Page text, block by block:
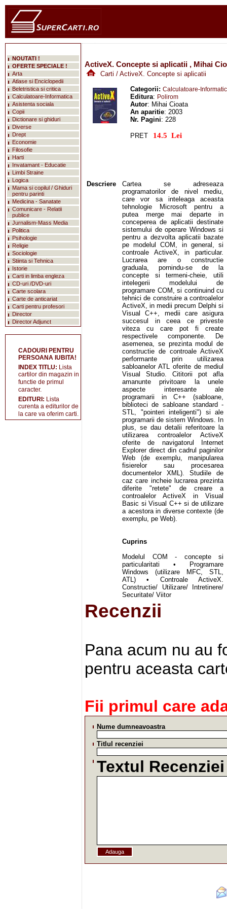
ActiveX. Concepte si aplicatii , Mihai
Carti / ActiveX. Concepte si aplicatii
Categorii: Calculatoare-
Editura: Polirom
Autor: Mihai Cioata
An aparitie: 2003
Nr. Pagini: 228
PRET
Descriere
Cartea se adreseaza
programatorilor de nivel mediu,
care vor sa inteleaga aceasta
tehnologie Microsoft pentru a
putea merge mai departe in
conceperea de aplicatii destinate
sistemului de operare Windows si
pentru a dezvolta aplicatii bazate
pe modelul COM, in general, si
controale ActiveX, in particular.
Lucrarea are o constructie
graduala, pornindu-se de la
concepte si termeni-cheie, utili
intelegerii modelului de
programare COM, si continuind cu
tehnici de construire a controalelor
ActiveX, in medii precum Delphi si
Visual C++, medii care asigura
succesul in ceea ce priveste
viteza cu care pot fi create
respectivele componente. De
asemenea, se prezinta modul de
constructie de controale ActiveX
performante prin utilizarea
sabloanelor ATL oferite de mediul
Visual Studio. Cititorii pot afla
amanunte privitoare la unele
aspecte interesante ale
programarii in C++ (sabloane,
biblioteci de sabloane standard -
STL, "pointeri inteligenti") si ale
programarii de sistem Windows. In
plus, se dau detalii referitoare la
utilizarea controalelor ActiveX
oferite de navigatorul Internet
Explorer direct din cadrul paginilor
Web (de exemplu, manipularea
fisierelor sau procesarea
documentelor XML). Studiile de
caz care incheie lucrarea prezinta
diferite "retete" de creare a
controalelor ActiveX in Visual
Basic si Visual C++ si de utilizare
a acestora in diverse contexte (de
exemplu, pe Web).
Cuprins
Modelul COM - concepte si
particularitati • Programare
Windows (utilizare MFC, STL,
ATL) • Controale ActiveX.
Constructie/ Utilizare/ Intretinere/
Securitate/ Viitor
Recenzii
Pana acum nu au
pentru aceasta
Fii primul care
Nume dumneavoastra
Titlul recenziei
Textul Recenziei
NOUTATI !
OFERTE SPECIALE !
Arta
Atlase si Enciclopedii
Beletristica si critica
Calculatoare-Informatica
Asistenta sociala
Copii
Dictionare si ghiduri
Diverse
Drept
Economie
Filosofie
Harti
Invatamant - Educatie
Limbi Straine
Logica
Mama si copilul / Ghiduri
pentru parinti
Medicina - Sanatate
Comunicare - Relatii
publice
Jurnalism-Mass Media
Politica
Psihologie
Religie
Sociologie
Stiinta si Tehnica
Istorie
Carti in limba engleza
CD-uri /DVD-uri
Carte scolara
Carte de anticariat
Carti pentru profesori
Director
Director Adjunct
CADOURI PENTRU
PERSOANA IUBITA!
INDEX TITLU: Lista
cartilor din magazin in
functie de primul
caracter.
EDITURI: Lista
curenta a editurilor de
la care va oferim carti.